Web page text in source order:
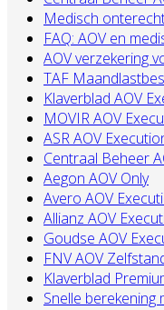
Medisch
FAQ: AOV en
AOV verzekering
TAF
Klaverblad AOV
MOVIR AOV
ASR AOV
Centraal Beheer
Aegon AOV Only
Avero AOV
Allianz AOV
Goudse AOV
FNV AOV
Klaverblad
Snelle berekening